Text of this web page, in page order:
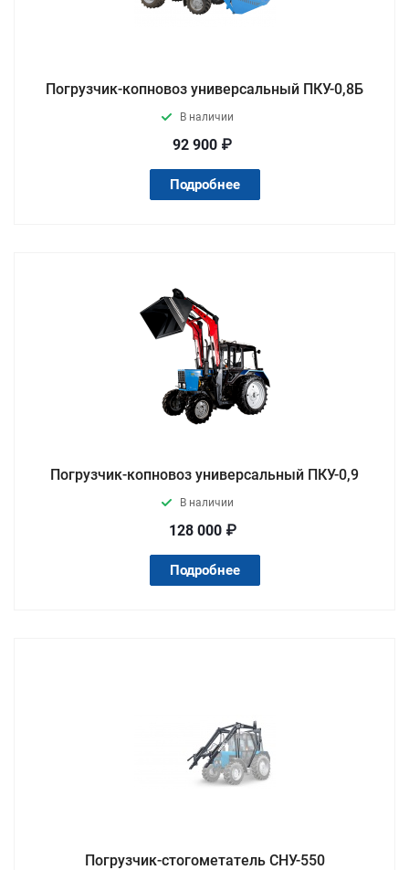
Погрузчик-копновоз универсальный ПКУ-0,8Б
В наличии
92 900 ₽
Подробнее
Погрузчик-копновоз универсальный ПКУ-0,9
В наличии
128 000 ₽
Подробнее
Погрузчик-стогометатель СНУ-550